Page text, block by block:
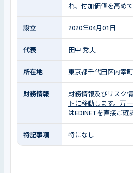
れ、付加価値を高め
設立 2020年04月01日
代表 田中 秀夫
所在地 東京都千代田区内幸
財務情報
財務情報及びリスク
トに移動します。万
はEDINETを直接ご確
特記事項 特になし